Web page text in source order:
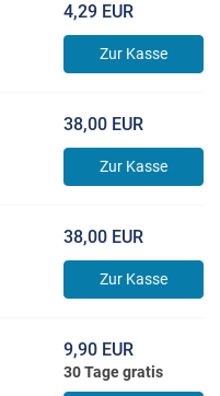
4,29 EUR
Zur Kasse
38,00 EUR
Zur Kasse
38,00 EUR
Zur Kasse
9,90 EUR
30 Tage gratis